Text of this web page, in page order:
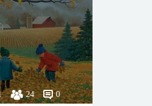
24 0